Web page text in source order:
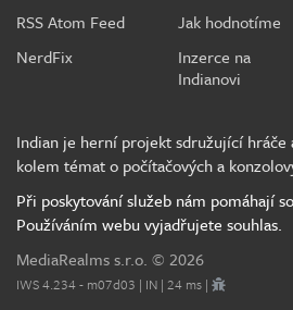
RSS Atom Feed
NerdFix
Jak hodnotíme
Inzerce na
Indianovi
Indian je herní projekt sdružující hráče
kolem témat o počítačových a
Při poskytování služeb nám pomáhají
Používáním webu vyjadřujete souhlas.
MediaRealms s.r.o. © 2026
IWS 4.234 - m07d03 | IN | 24 ms |